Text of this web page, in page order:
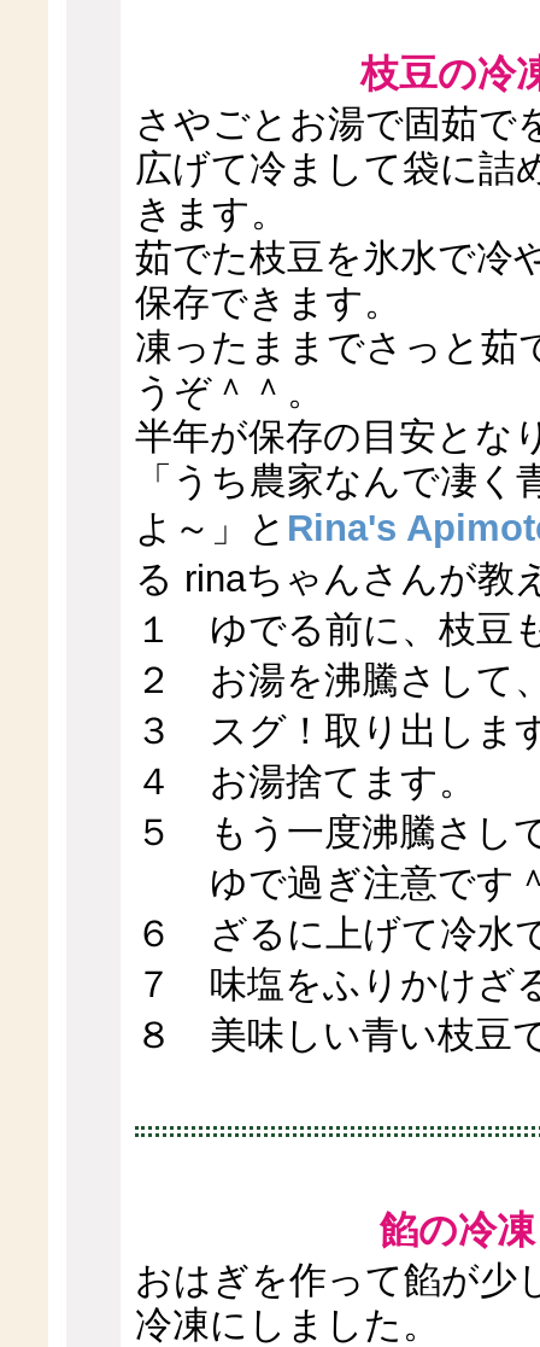
枝豆の冷
さやごとお湯で固茹で
広げて冷まして袋に詰
きます。
茹でた枝豆を氷水で冷
保存できます。
凍ったままでさっと茹
うぞ＾＾。
半年が保存の目安とな
「うち農家なんで凄
よ～」と Rina's
る rinaちゃんさんが教
１ ゆでる前に、枝豆
２ お湯を沸騰さして
３ スグ！取り出しま
４ お湯捨てます。
５ もう一度沸騰さし
ゆで過ぎ注意です
６ ざるに上げて冷水
７ 味塩をふりかけざ
８ 美味しい青い枝豆
餡の冷凍
おはぎを作って餡が少
冷凍にしました。